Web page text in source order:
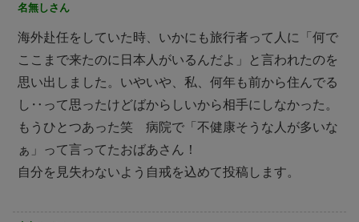
名無しさん
海外赴任をしていた時、いかにも旅行者って人に「何で
ここまで来たのに日本人がいるんだよ」と言われたのを
思い出しました。いやいや、私、何年も前から住んでる
し‥って思ったけどばからしいから相手にしなかった。
もうひとつあった笑 病院で「不健康そうな人が多いな
ぁ」って言ってたおばあさん！
自分を見失わないよう自戒を込めて投稿します。